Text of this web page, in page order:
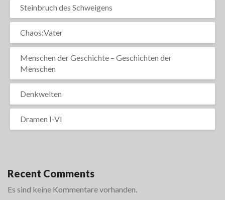
Steinbruch des Schweigens
Chaos:Vater
Menschen der Geschichte – Geschichten der
Menschen
Denkwelten
Dramen I-VI
Recent Comments
Es sind keine Kommentare vorhanden.